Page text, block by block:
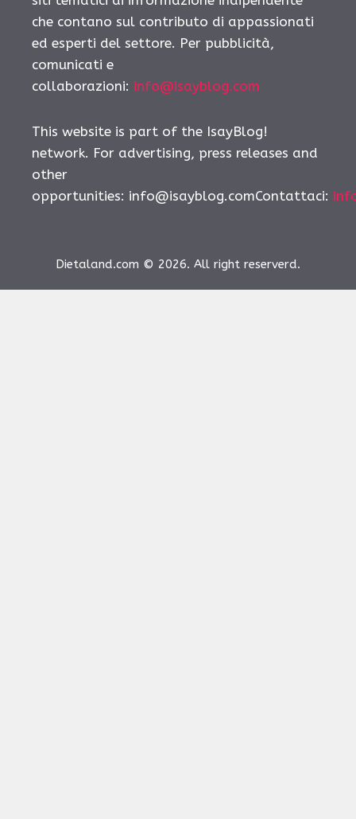
che contano sul contributo di appassionati
ed esperti del settore. Per pubblicità,
comunicati e
collaborazioni: info@isayblog.com
This website is part of the IsayBlog!
network. For advertising, press releases and
other
opportunities: info@isayblog.comContattaci:
Dietaland.com © 2026. All right reserverd.